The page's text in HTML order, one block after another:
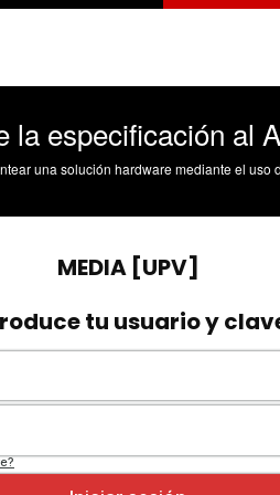
al ASM